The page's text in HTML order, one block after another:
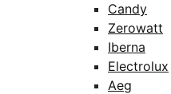
Candy
Zerowatt
Iberna
Electrolux
Aeg